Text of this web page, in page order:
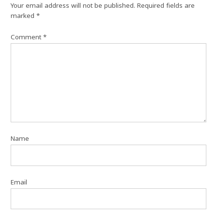
Your email address will not be published. Required fields are
marked*
Comment*
Name
Email